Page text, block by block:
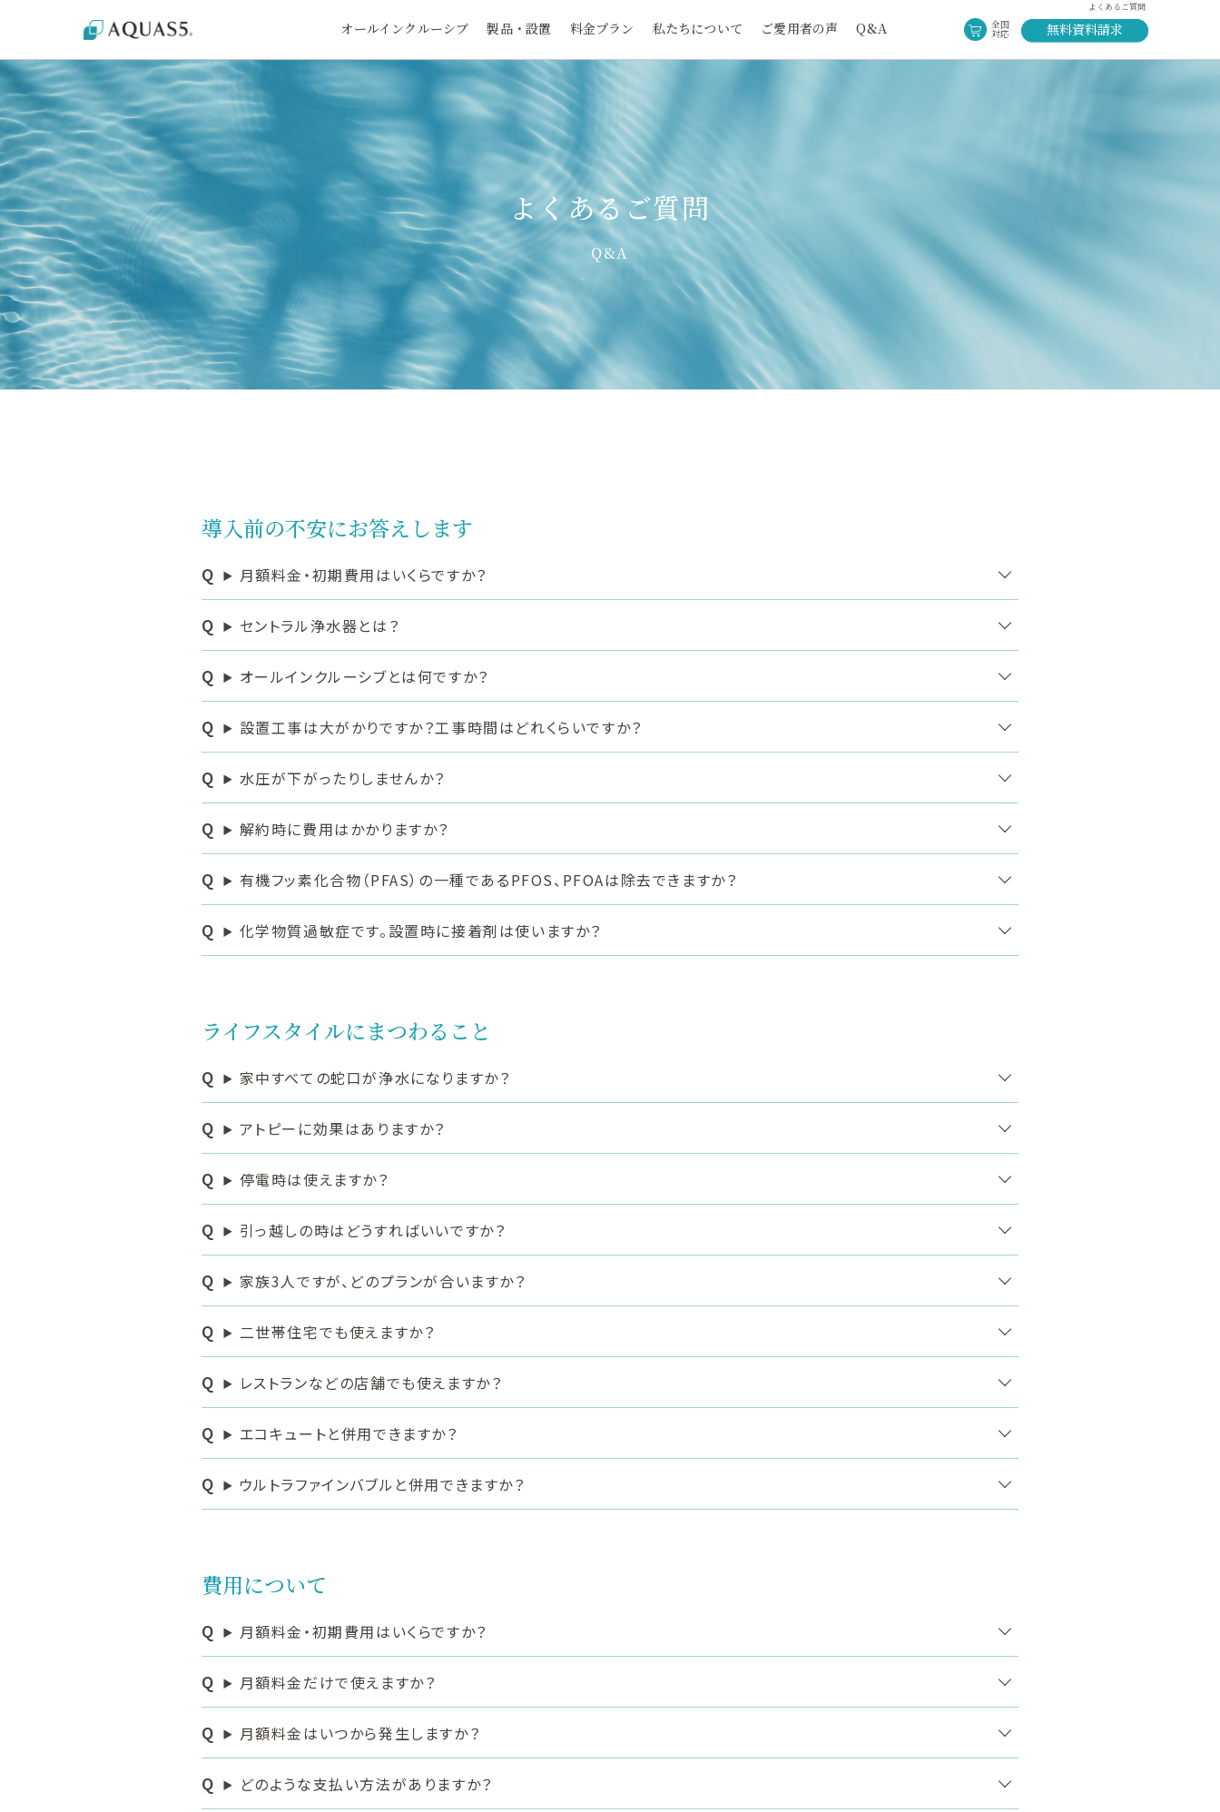
よくあるご質問
オールインクルーシブ 製品・設置 料金プラン 私たちについて ご愛用者の声 Q&A 全国
対応 無料資料請求
よくあるご質問
Q&A
導入前の不安にお答えします
月額料金・初期費用はいくらですか？
セントラル浄水器とは？
オールインクルーシブとは何ですか？
設置工事は大がかりですか？工事時間はどれくらいですか？
水圧が下がったりしませんか？
解約時に費用はかかりますか？
有機フッ素化合物（PFAS）の一種であるPFOS、PFOAは除去できますか？
化学物質過敏症です。設置時に接着剤は使いますか？
ライフスタイルにまつわること
家中すべての蛇口が浄水になりますか？
アトピーに効果はありますか？
停電時は使えますか？
引っ越しの時はどうすればいいですか？
家族3人ですが、どのプランが合いますか？
二世帯住宅でも使えますか？
レストランなどの店舗でも使えますか？
エコキュートと併用できますか？
ウルトラファインバブルと併用できますか？
費用について
月額料金・初期費用はいくらですか？
月額料金だけで使えますか？
月額料金はいつから発生しますか？
どのような支払い方法がありますか？